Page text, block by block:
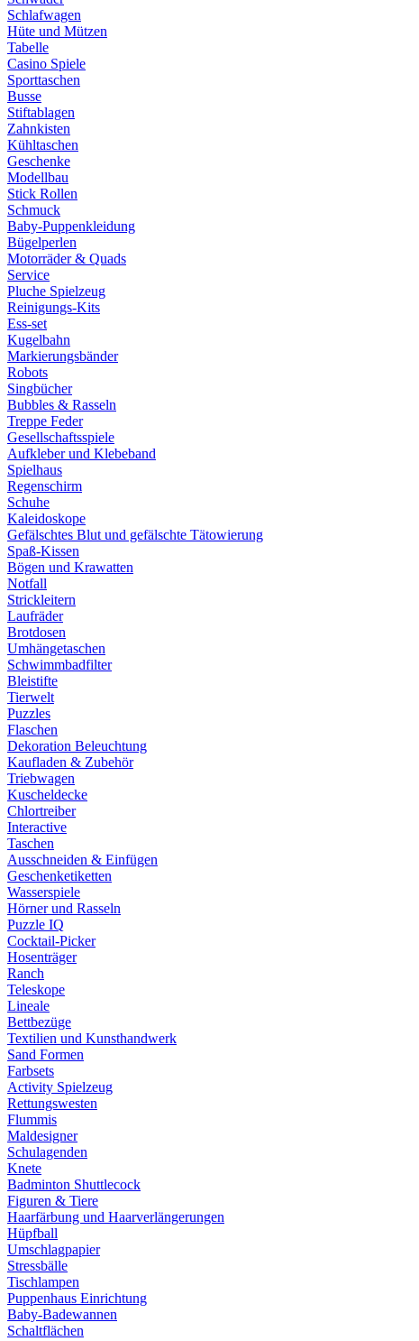
Schlafwagen
Hüte und Mützen
Tabelle
Casino Spiele
Sporttaschen
Busse
Stiftablagen
Zahnkisten
Kühltaschen
Geschenke
Modellbau
Stick Rollen
Schmuck
Baby-Puppenkleidung
Bügelperlen
Motorräder & Quads
Service
Pluche Spielzeug
Reinigungs-Kits
Ess-set
Kugelbahn
Markierungsbänder
Robots
Singbücher
Bubbles & Rasseln
Treppe Feder
Gesellschaftsspiele
Aufkleber und Klebeband
Spielhaus
Regenschirm
Schuhe
Kaleidoskope
Gefälschtes Blut und gefälschte Tätowierung
Spaß-Kissen
Bögen und Krawatten
Notfall
Strickleitern
Laufräder
Brotdosen
Umhängetaschen
Schwimmbadfilter
Bleistifte
Tierwelt
Puzzles
Flaschen
Dekoration Beleuchtung
Kaufladen & Zubehör
Triebwagen
Kuscheldecke
Chlortreiber
Interactive
Taschen
Ausschneiden & Einfügen
Geschenketiketten
Wasserspiele
Hörner und Rasseln
Puzzle IQ
Cocktail-Picker
Hosenträger
Ranch
Teleskope
Lineale
Bettbezüge
Textilien und Kunsthandwerk
Sand Formen
Farbsets
Activity Spielzeug
Rettungswesten
Flummis
Maldesigner
Schulagenden
Knete
Badminton Shuttlecock
Figuren & Tiere
Haarfärbung und Haarverlängerungen
Hüpfball
Umschlagpapier
Stressbälle
Tischlampen
Puppenhaus Einrichtung
Baby-Badewannen
Schaltflächen